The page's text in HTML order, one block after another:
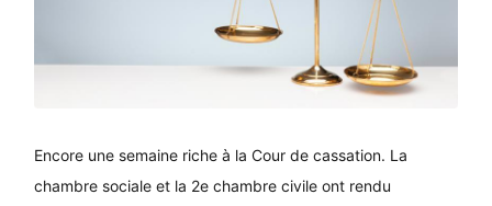
Encore une semaine riche à la Cour de cassation. La
chambre sociale et la 2e chambre civile ont rendu